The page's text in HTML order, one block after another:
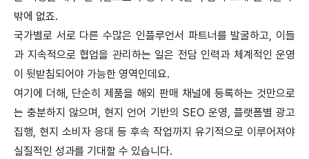
밖에 없죠.
국가별로 서로 다른 수많은 인플루언서 파트너를 발굴하고, 이들
과 지속적으로 협업을 관리하는 일은 전담 인력과 체계적인 운영
이 뒷받침되어야 가능한 영역인데요.
여기에 더해, 단순히 제품을 해외 판매 채널에 등록하는 것만으로
는 충분하지 않으며, 현지 언어 기반의 SEO 운영, 플랫폼별 광고
집행, 현지 소비자 응대 등 후속 작업까지 유기적으로 이루어져야
실질적인 성과를 기대할 수 있습니다.